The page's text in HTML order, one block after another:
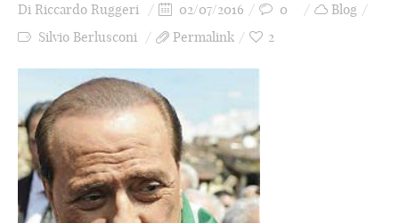
Di Riccardo Ruggeri 02/07/2016 0
Blog
Silvio Berlusconi
Permalink 2